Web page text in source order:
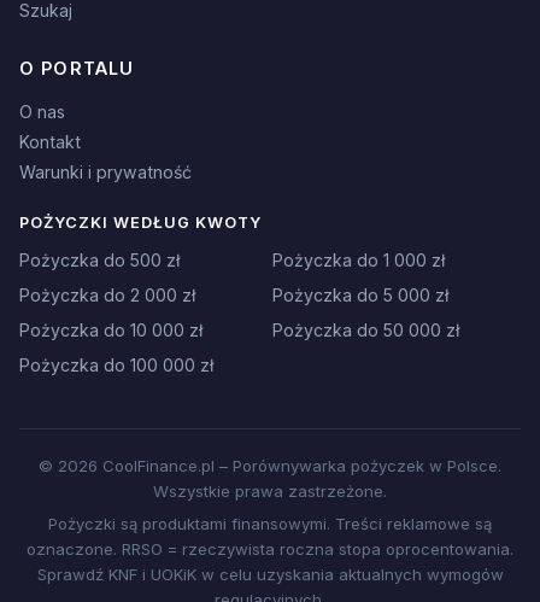
Szukaj
O PORTALU
O nas
Kontakt
Warunki i prywatność
POŻYCZKI WEDŁUG KWOTY
Pożyczka do 500 zł
Pożyczka do 1 000 zł
Pożyczka do 2 000 zł
Pożyczka do 5 000 zł
Pożyczka do 10 000 zł
Pożyczka do 50 000 zł
Pożyczka do 100 000 zł
© 2026 CoolFinance.pl – Porównywarka pożyczek w Polsce.
Wszystkie prawa zastrzeżone.
Pożyczki są produktami finansowymi. Treści reklamowe są
oznaczone. RRSO = rzeczywista roczna stopa oprocentowania.
Sprawdź KNF i UOKiK w celu uzyskania aktualnych wymogów